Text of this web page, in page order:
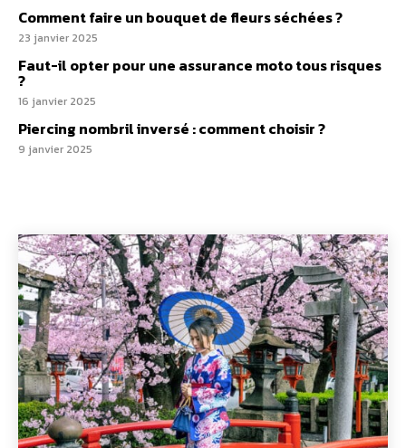
Comment faire un bouquet de fleurs séchées ?
23 janvier 2025
Faut-il opter pour une assurance moto tous risques​
?
16 janvier 2025
Piercing nombril inversé : comment choisir ?
9 janvier 2025